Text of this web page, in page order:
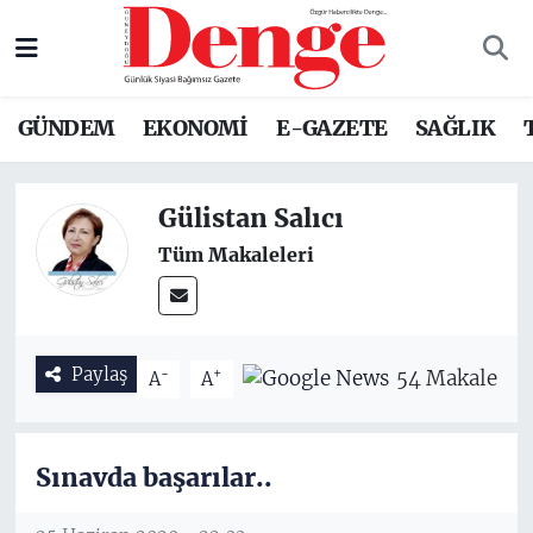
GÜNDEM EKONOMİ E-GAZETE SAĞLIK
Gülistan Salıcı
Tüm Makaleleri
Paylaş A- A+ 54 Makale
Sınavda başarılar..
Nöbetçi Eczaneler
Trafik Durumu
Süper Lig Puan Durumu ve Fikstür
Son Dakika Haberleri